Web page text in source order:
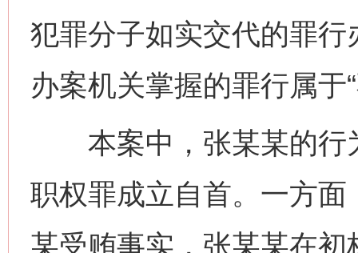
犯罪分子如实交代的罪
办案机关掌握的罪行属于
本案中，张某某的行
职权罪成立自首。一方
某受贿事实，张某某在